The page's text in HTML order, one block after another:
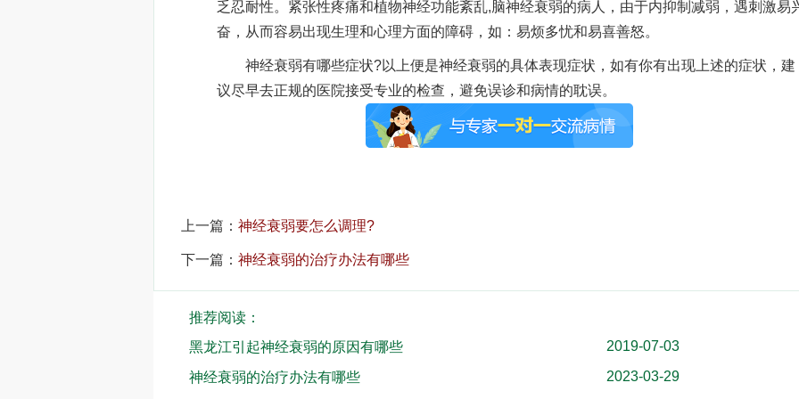
乏忍耐性。紧张性疼痛和植物神经功能紊乱,脑神经衰弱的病人，由于内抑制减弱，遇刺激易
奋，从而容易出现生理和心理方面的障碍，如：易烦多忧和易喜善怒。
神经衰弱有哪些症状?以上便是神经衰弱的具体表现症状，如有你有出现上述的症状，建
议尽早去正规的医院接受专业的检查，避免误诊和病情的耽误。
上一篇： 神经衰弱要怎么调理?
下一篇： 神经衰弱的治疗办法有哪些
推荐阅读：
黑龙江引起神经衰弱的原因有哪些
2019-07-03
神经衰弱的治疗办法有哪些 2023-03-29